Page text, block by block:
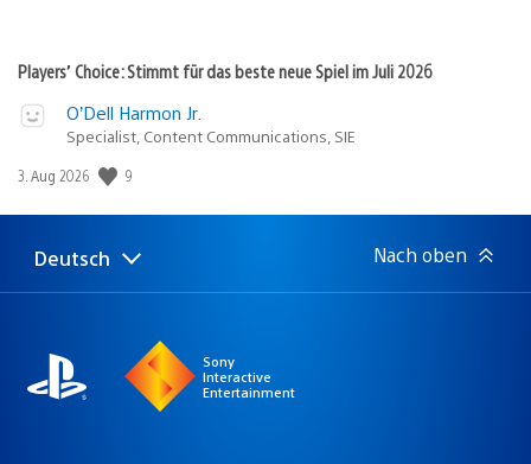
Players’ Choice: Stimmt für das beste neue Spiel im Juli 2026
O’Dell Harmon Jr.
Specialist, Content Communications, SIE
Veröffentlichungsdatum:
3. Aug 2026 9
Select
Aktuelle
Deutsch Nach oben
Sony
Interactive
Entertainment